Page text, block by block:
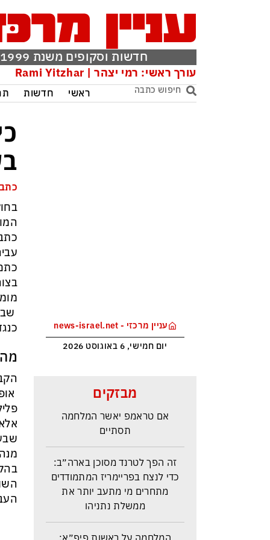
חדשות וסקופים משנת 1999
עורך ראשי: רמי יצהר | Rami Yitzhar
ראשי חדשות
עניין מרכזי - news-israel.net
יום חמישי, 6 באוגוסט 2026
מבזקים
תפעול משותף של מצר הורמוז –
אם טראמפ יאשר המלחמה
תסתיים
זה הפך לטרנד מסוכן בארה״ב:
כדי לנצח בפריימריז המתמודדים
מתחרים מי מתעב יותר את
ממשלת נתניהו
המלחמה על ראשות פיפ״א: